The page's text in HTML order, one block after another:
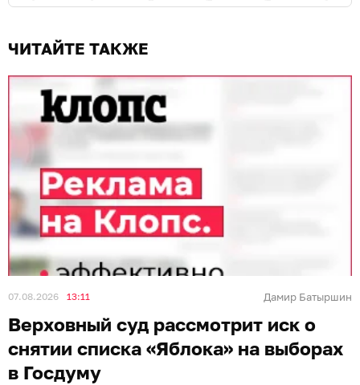
ЧИТАЙТЕ ТАКЖЕ
07.08.2026 13:11 Дамир Батыршин
Верховный суд рассмотрит иск о
снятии списка «Яблока» на выборах
в Госдуму